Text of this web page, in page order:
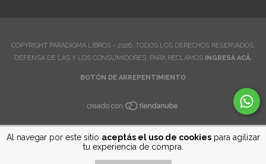
Al navegar por este sitio aceptás el uso de cookiespara agilizar
tu experiencia de compra.
COPYRIGHT PARADIGMA LIBROS - 2026. TODOS LOS DERECHOS RESERVADOS.
DEFENSA DE LAS Y LOS CONSUMIDORES. PARA RECLAMOS INGRESÁ ACÁ.
BOTÓN DE ARREPENTIMIENTO